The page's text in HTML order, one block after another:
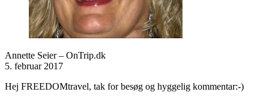
Annette Seier – OnTrip.dk
5. februar 2017
Hej FREEDOMtravel, tak for besøg og hyggelig kommentar:-)